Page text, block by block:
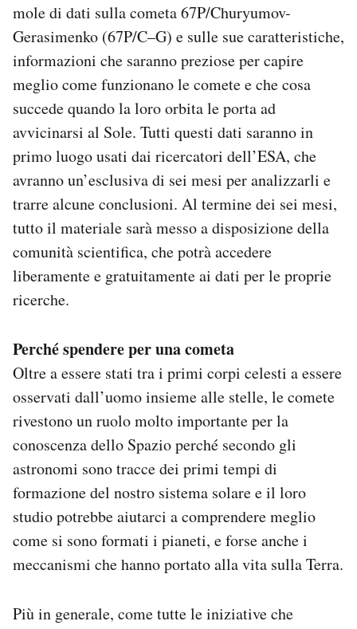
mole di dati sulla cometa 67P/Churyumov-
Gerasimenko (67P/C–G) e sulle sue caratteristiche,
informazioni che saranno preziose per capire
meglio come funzionano le comete e che cosa
succede quando la loro orbita le porta ad
avvicinarsi al Sole. Tutti questi dati saranno in
primo luogo usati dai ricercatori dell’ESA, che
avranno un’esclusiva di sei mesi per analizzarli e
trarre alcune conclusioni. Al termine dei sei mesi,
tutto il materiale sarà messo a disposizione della
comunità scientifica, che potrà accedere
liberamente e gratuitamente ai dati per le proprie
ricerche.
Perché spendere per una cometa
Oltre a essere stati tra i primi corpi celesti a essere
osservati dall’uomo insieme alle stelle, le comete
rivestono un ruolo molto importante per la
conoscenza dello Spazio perché secondo gli
astronomi sono tracce dei primi tempi di
formazione del nostro sistema solare e il loro
studio potrebbe aiutarci a comprendere meglio
come si sono formati i pianeti, e forse anche i
meccanismi che hanno portato alla vita sulla Terra.
Più in generale, come tutte le iniziative che